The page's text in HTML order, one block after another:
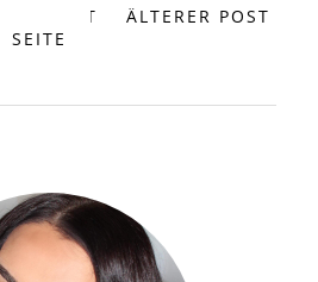
ÄLTERER POST
START
SEITE